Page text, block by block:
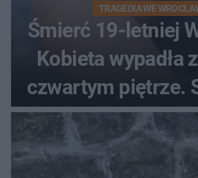
TRAGEDIA WE
Śmierć 19-letniej
Kobieta wypadła
czwartym piętrze.
nagranie trafiło